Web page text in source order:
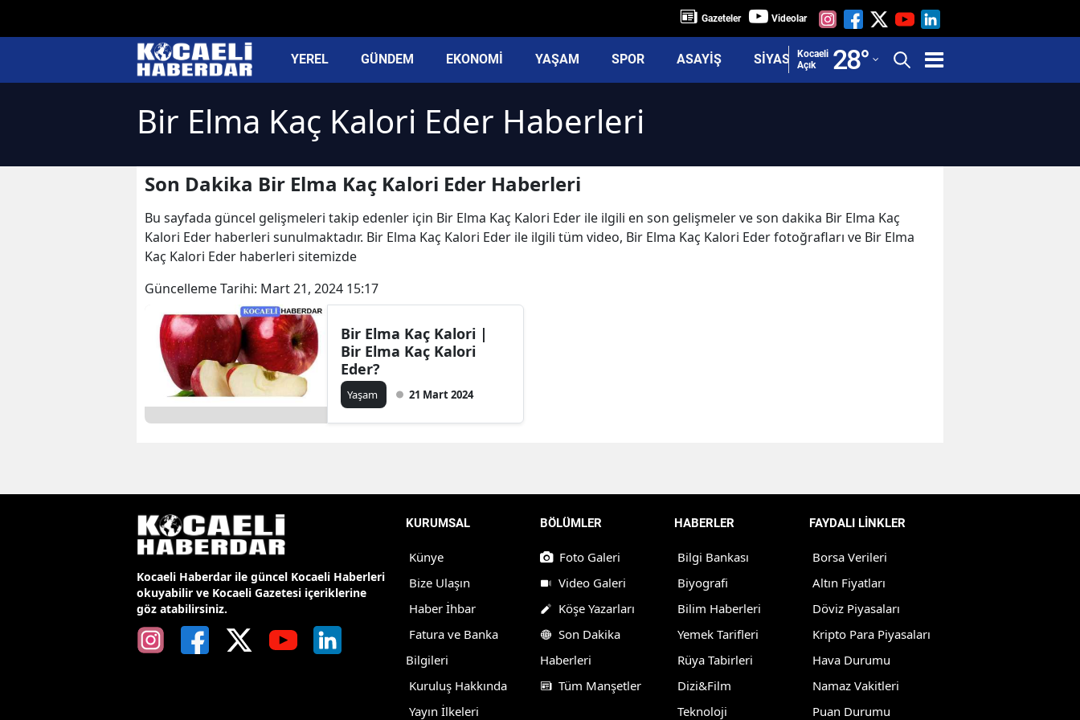
Gazeteler Videolar
YEREL GÜNDEM EKONOMİ YAŞAM SPOR ASAYİŞ SİYASETKocaeli
Açık
28°
Adana
Adıyaman
Ankara
Antalya
Çanakkale
Çankırı
Çorum
Diyarbakır
Bir Elma Kaç Kalori Eder Haberleri
Son Dakika Bir Elma Kaç Kalori Eder Haberleri
Bu sayfada güncel gelişmeleri takip edenler için Bir Elma Kaç Kalori Eder ile ilgili en son gelişmeler ve son dakika Bir Elma Kaç
Kalori Eder haberleri sunulmaktadır. Bir Elma Kaç Kalori Eder ile ilgili tüm video, Bir Elma Kaç Kalori Eder fotoğrafları ve Bir Elma
Kaç Kalori Eder haberleri sitemizde
Güncelleme Tarihi: Mart 21, 2024 15:17
Bir Elma Kaç Kalori |
Bir Elma Kaç Kalori
Eder?
Yaşam 21 Mart 2024
Kocaeli Haberdar ile güncel Kocaeli Haberleri
okuyabilir ve Kocaeli Gazetesi içeriklerine
göz atabilirsiniz.
KURUMSAL
Künye
Bize Ulaşın
Haber İhbar
Fatura ve Banka
Bilgileri
Kuruluş Hakkında
Yayın İlkeleri
BÖLÜMLER
Foto Galeri
Video Galeri
Köşe Yazarları
Son Dakika
Haberleri
Tüm Manşetler
HABERLER
Bilgi Bankası
Biyografi
Bilim Haberleri
Yemek Tarifleri
Rüya Tabirleri
Dizi&Film
Teknoloji
FAYDALI LİNKLER
Borsa Verileri
Altın Fiyatları
Döviz Piyasaları
Kripto Para Piyasaları
Hava Durumu
Namaz Vakitleri
Puan Durumu